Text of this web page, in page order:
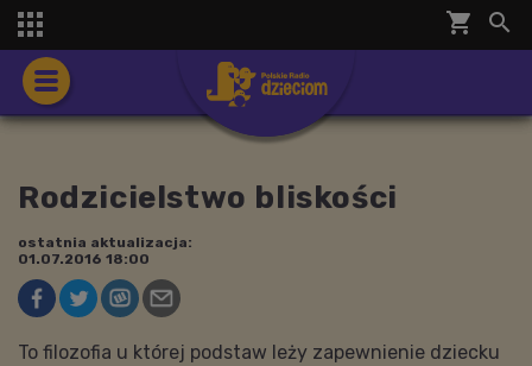
shopping_cart 

Rodzicielstwo bliskości
ostatnia aktualizacja:
01.07.2016 18:00
To filozofia u której podstaw leży zapewnienie dziecku